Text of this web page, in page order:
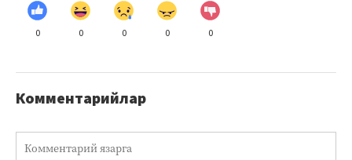
0 0 0 0 0
Комментарийлар